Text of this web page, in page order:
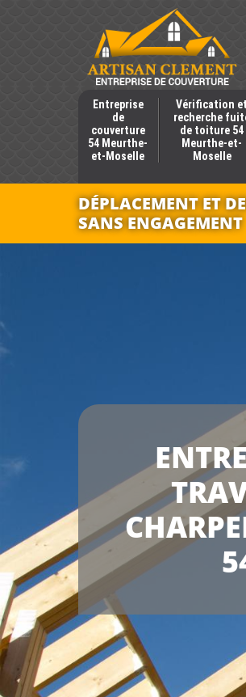
Entreprise
de
couverture
54 Meurthe-
et-Moselle
Vérification et
recherche
de toiture 54
Meurthe-et-
Moselle
DÉPLACEMENT ET
SANS ENGAGEMENT